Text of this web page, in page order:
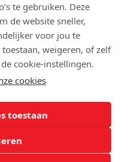
te gebruiken. Deze
de website sneller,
voor jou te
weigeren, of zelf
cookie-instellingen.
cookies
toestaan